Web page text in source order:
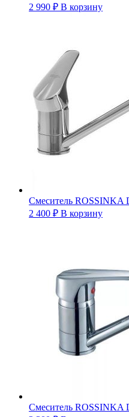
2 990 ₽ В корзину
Смеситель ROSSINKA
2 400 ₽ В корзину
Смеситель ROSSINKA